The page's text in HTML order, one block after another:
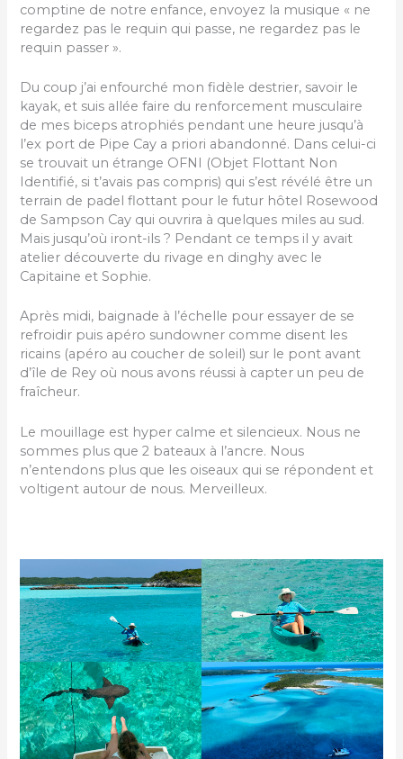
comptine de notre enfance, envoyez la musique « ne
regardez pas le requin qui passe, ne regardez pas le
requin passer ».
Du coup j’ai enfourché mon fidèle destrier, savoir le
kayak, et suis allée faire du renforcement musculaire
de mes biceps atrophiés pendant une heure jusqu’à
l’ex port de Pipe Cay a priori abandonné. Dans celui-ci
se trouvait un étrange OFNI (Objet Flottant Non
Identifié, si t’avais pas compris) qui s’est révélé être un
terrain de padel flottant pour le futur hôtel Rosewood
de Sampson Cay qui ouvrira à quelques miles au sud.
Mais jusqu’où iront-ils ? Pendant ce temps il y avait
atelier découverte du rivage en dinghy avec le
Capitaine et Sophie.
Après midi, baignade à l’échelle pour essayer de se
refroidir puis apéro sundowner comme disent les
ricains (apéro au coucher de soleil) sur le pont avant
d’île de Rey où nous avons réussi à capter un peu de
fraîcheur.
Le mouillage est hyper calme et silencieux. Nous ne
sommes plus que 2 bateaux à l’ancre. Nous
n’entendons plus que les oiseaux qui se répondent et
voltigent autour de nous. Merveilleux.